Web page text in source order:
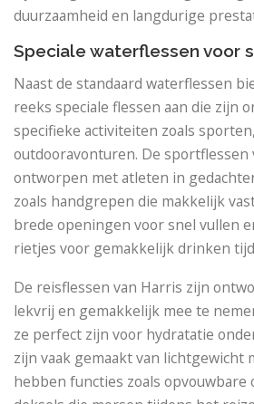
duurzaamheid en langdurige
Speciale waterflessen voor
Naast de standaard waterflessen
reeks speciale flessen aan die zijn
specifieke activiteiten zoals
outdooravonturen. De
ontworpen met atleten in
zoals handgrepen die makkelijk
brede openingen voor snel vullen
rietjes voor gemakkelijk drinken
De reisflessen van Harris zijn
lekvrij en gemakkelijk mee te
ze perfect zijn voor hydratatie
zijn vaak gemaakt van lichtgewicht
hebben functies zoals